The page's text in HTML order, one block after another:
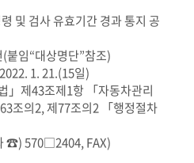
및 검사 유효기간 경과 통지 공
붙임“대상명단”참조)
1. 21.(15일)
」제43조제1항 「자동차관리
조의2, 제77조의2 「행정절차
☎) 570□2404, FAX)